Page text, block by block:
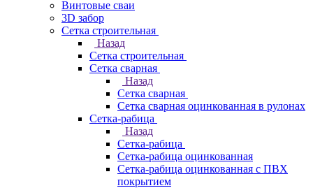
Винтовые сваи
3D забор
Сетка строительная
Назад
Сетка строительная
Сетка сварная
Назад
Сетка сварная
Сетка сварная оцинкованная в рулонах
Сетка-рабица
Назад
Сетка-рабица
Сетка-рабица оцинкованная
Сетка-рабица оцинкованная с ПВХ
покрытием